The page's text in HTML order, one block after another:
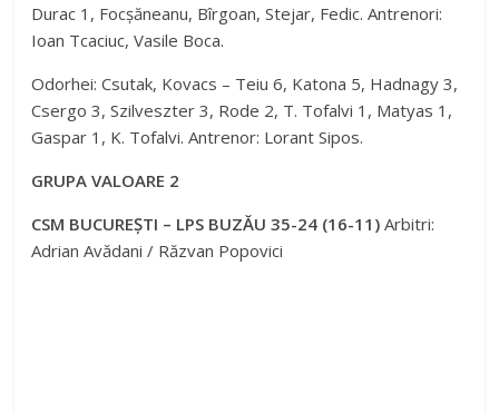
Durac 1, Focșăneanu, Bîrgoan, Stejar, Fedic. Antrenori:
Ioan Tcaciuc, Vasile Boca.
Odorhei: Csutak, Kovacs – Teiu 6, Katona 5, Hadnagy 3,
Csergo 3, Szilveszter 3, Rode 2, T. Tofalvi 1, Matyas 1,
Gaspar 1, K. Tofalvi. Antrenor: Lorant Sipos.
GRUPA VALOARE 2
CSM BUCUREȘTI – LPS BUZĂU 35-24 (16-11) Arbitri:
Adrian Avădani / Răzvan Popovici